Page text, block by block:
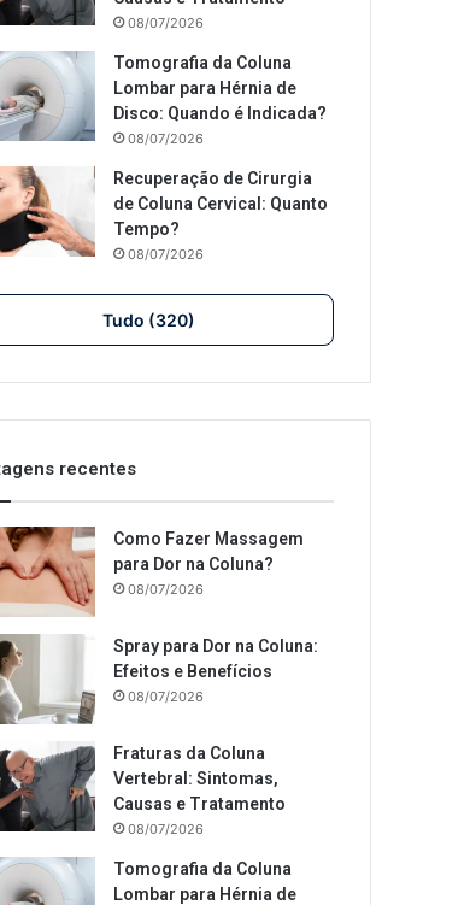
08/07/2026
Tomografia da Coluna
Lombar para Hérnia de
Disco: Quando é Indicada?
08/07/2026
Recuperação de Cirurgia
de Coluna Cervical: Quanto
Tempo?
08/07/2026
Tudo (320)
recentes
Como Fazer Massagem
para Dor na Coluna?
08/07/2026
Spray para Dor na Coluna:
Efeitos e Benefícios
08/07/2026
Fraturas da Coluna
Vertebral: Sintomas,
Causas e Tratamento
08/07/2026
Tomografia da Coluna
Lombar para Hérnia de